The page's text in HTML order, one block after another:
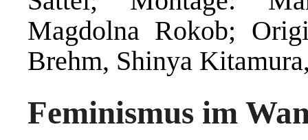
Magdolna Rokob;
Brehm, Shinya
Feminismus im